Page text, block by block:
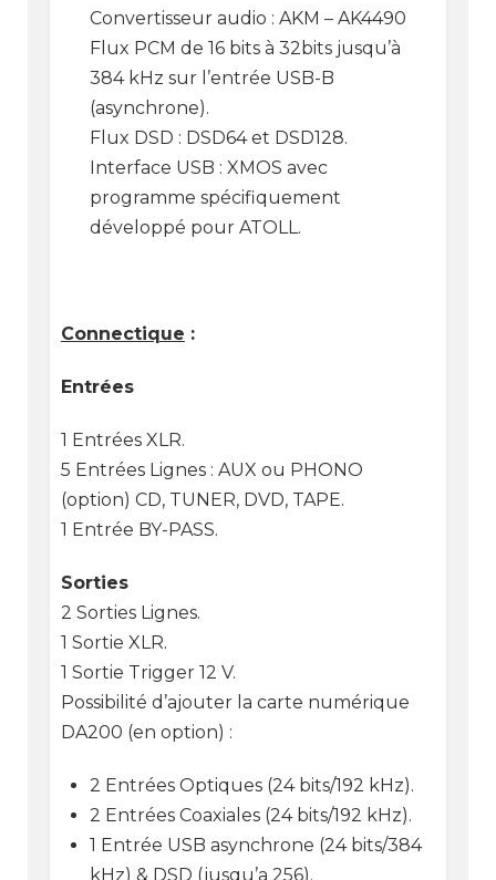
Convertisseur audio : AKM – AK4490
Flux PCM de 16 bits à 32bits jusqu’à
384 kHz sur l’entrée USB-B
(asynchrone).
Flux DSD : DSD64 et DSD128.
Interface USB : XMOS avec
programme spécifiquement
développé pour ATOLL.
Connectique :
Entrées
1 Entrées XLR.
5 Entrées Lignes : AUX ou PHONO
(option) CD, TUNER, DVD, TAPE.
1 Entrée BY-PASS.
Sorties
2 Sorties Lignes.
1 Sortie XLR.
1 Sortie Trigger 12 V.
Possibilité d’ajouter la carte numérique
DA200 (en option) :
2 Entrées Optiques (24 bits/192 kHz).
2 Entrées Coaxiales (24 bits/192 kHz).
1 Entrée USB asynchrone (24 bits/384
kHz) & DSD (jusqu’a 256).